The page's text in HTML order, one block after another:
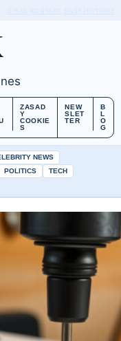
ZASAD
Y
COOKIE
S
NEW
SLET
TER
B
L
O
G
NEWS
POLITICS
TECH